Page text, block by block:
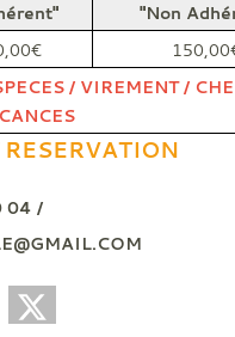
"Non
/ VIREMENT /
04 /